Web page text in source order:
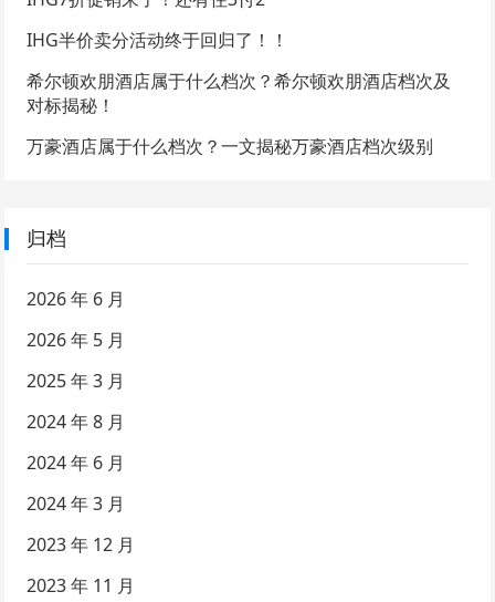
IHG半价卖分活动终于回归了！！
希尔顿欢朋酒店属于什么档次？希尔顿欢朋酒店档次及
对标揭秘！
万豪酒店属于什么档次？一文揭秘万豪酒店档次级别
归档
2026 年 6 月
2026 年 5 月
2025 年 3 月
2024 年 8 月
2024 年 6 月
2024 年 3 月
2023 年 12 月
2023 年 11 月